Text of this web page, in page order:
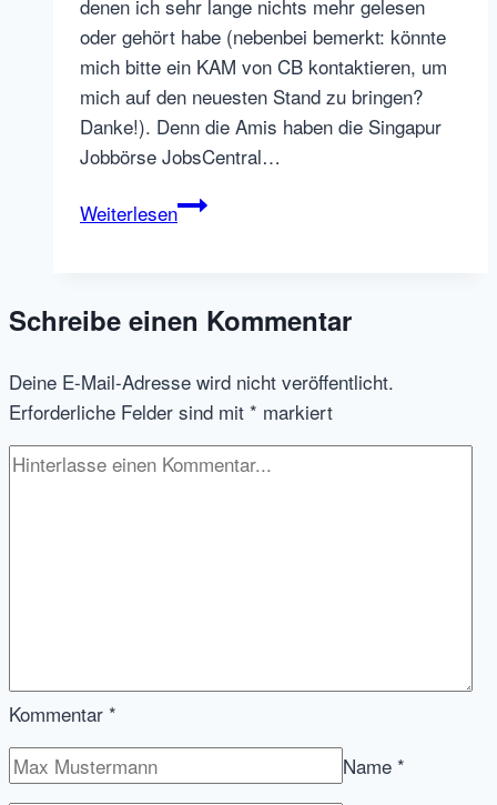
denen ich sehr lange nichts mehr gelesen
oder gehört habe (nebenbei bemerkt: könnte
mich bitte ein KAM von CB kontaktieren, um
mich auf den neuesten Stand zu bringen?
Danke!). Denn die Amis haben die Singapur
Jobbörse JobsCentral…
WeiterlesenCareerbuilder
in
aus
–
JobsCentral
Schreibe einen Kommentar
Deine E-Mail-Adresse wird nicht veröffentlicht.
Erforderliche Felder sind mit * markiert
Kommentar *
Name *